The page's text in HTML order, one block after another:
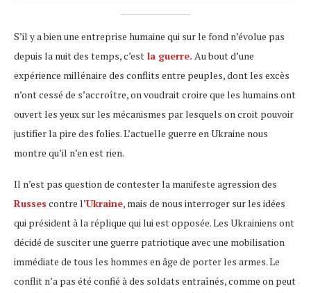
S’il y a bien une entreprise humaine qui sur le fond n’évolue pas
depuis la nuit des temps, c’est la guerre. Au bout d’une
expérience millénaire des conflits entre peuples, dont les excès
n’ont cessé de s’accroître, on voudrait croire que les humains ont
ouvert les yeux sur les mécanismes par lesquels on croit pouvoir
justifier la pire des folies. L’actuelle guerre en Ukraine nous
montre qu’il n’en est rien.
Il n’est pas question de contester la manifeste agression des
Russes contre l’Ukraine, mais de nous interroger sur les idées
qui président à la réplique qui lui est opposée. Les Ukrainiens ont
décidé de susciter une guerre patriotique avec une mobilisation
immédiate de tous les hommes en âge de porter les armes. Le
conflit n’a pas été confié à des soldats entraînés, comme on peut